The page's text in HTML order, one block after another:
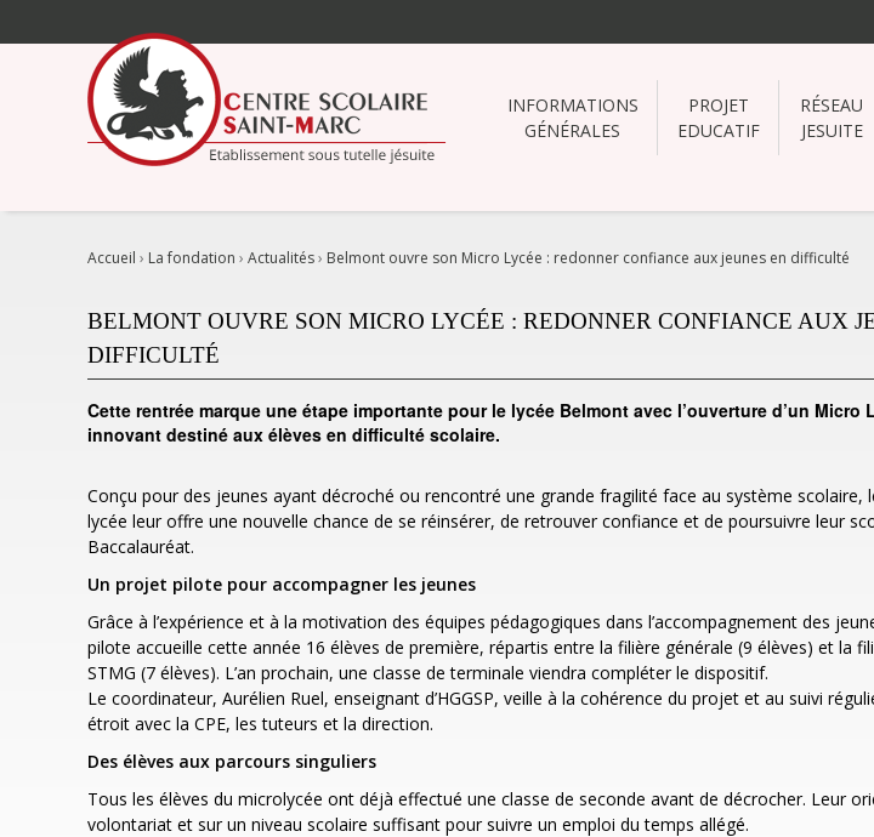
Aller
au
contenu.
|
Aller
navigation
INFORMATIONS
GÉNÉRALES
PROJET
EDUCATIF
RÉSEAU
JESUITE
Accueil › La fondation › Actualités› Belmont ouvre son Micro Lycée : redonner confiance aux jeunes en difficulté
BELMONT OUVRE SON MICRO LYCÉE : REDONNER CONFIANCE AUX
DIFFICULTÉ
Cette rentrée marque une étape importante pour le lycée Belmont avec l’ouverture d’un
innovant destiné aux élèves en difficulté scolaire.
Conçu pour des jeunes ayant décroché ou rencontré une grande fragilité face au système scolaire,
lycée leur offre une nouvelle chance de se réinsérer, de retrouver confiance et de poursuivre leur
Baccalauréat.
Un projet pilote pour accompagner les jeunes
Grâce à l’expérience et à la motivation des équipes pédagogiques dans l’accompagnement des
pilote accueille cette année 16 élèves de première, répartis entre la filière générale (9 élèves) et la
STMG (7 élèves). L’an prochain, une classe de terminale viendra compléter le dispositif.
Le coordinateur, Aurélien Ruel, enseignant d’HGGSP, veille à la cohérence du projet et au suivi
étroit avec la CPE, les tuteurs et la direction.
Des élèves aux parcours singuliers
Tous les élèves du microlycée ont déjà effectué une classe de seconde avant de décrocher. Leur
volontariat et sur un niveau scolaire suffisant pour suivre un emploi du temps allégé.